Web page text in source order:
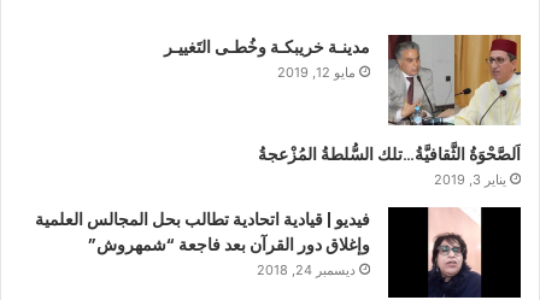
مدينـة خريبكـة وخُطـى التَغييـر
مايو 12, 2019
اَلصَّحْوَةُ الثَّقافيَّةُ…تلك السُّلطةُ المُزْعجةُ
يناير 3, 2019
فيديو | قيادية اتحادية تطالب بحل المجالس العلمية
وإغلاق دور القرآن بعد فاجعة “شمهروش”
ديسمبر 24, 2018